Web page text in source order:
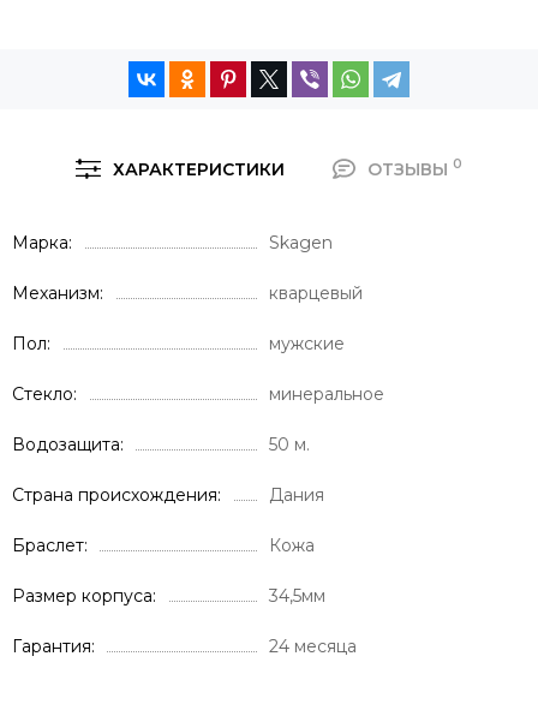
ХАРАКТЕРИСТИКИ ОТЗЫВЫ 0
Марка Skagen
Механизм кварцевый
Пол мужские
Стекло минеральное
Водозащита 50 м.
Страна происхождения Дания
Браслет Кожа
Размер корпуса 34,5мм
Гарантия 24 месяца